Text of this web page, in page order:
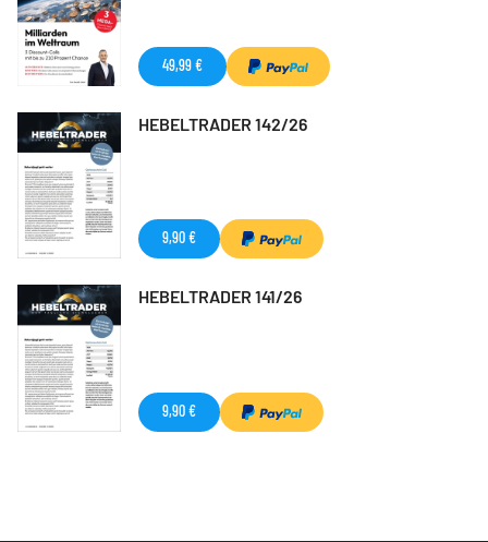
49,99 €
HEBELTRADER 142/26
9,90 €
HEBELTRADER 141/26
9,90 €